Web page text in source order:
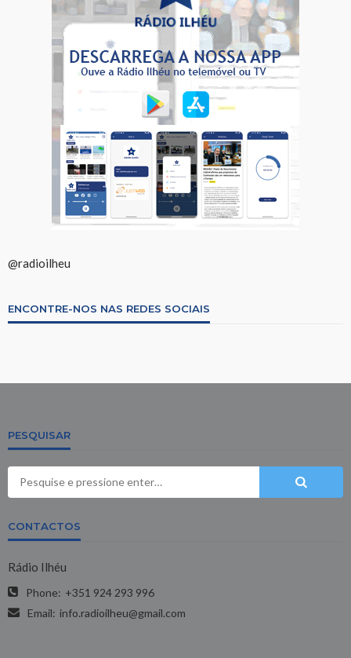
@radioilheu
ENCONTRE-NOS NAS REDES SOCIAIS
PESQUISAR
CONTACTOS
Rádio Ilhéu
Phone: +351 924 293 996
Email: info.radioilheu@gmail.com